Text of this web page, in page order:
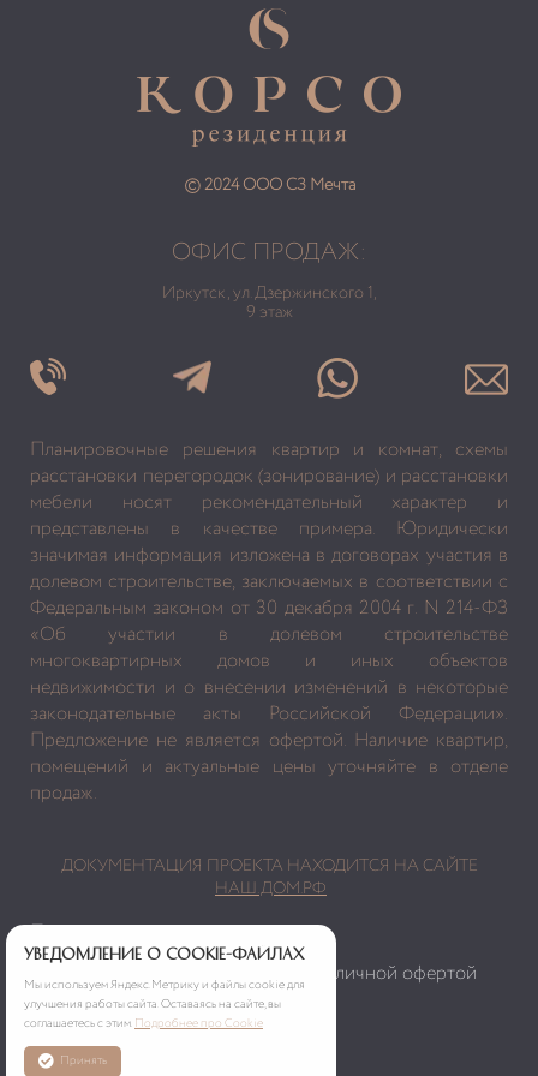
© 2024 ООО СЗ Мечта
ОФИС ПРОДАЖ:
Иркутск, ул. Дзержинского 1,
9 этаж
Планировочные решения квартир и комнат, схемы
расстановки перегородок (зонирование) и расстановки
мебели носят рекомендательный характер и
представлены в качестве примера. Юридически
значимая информация изложена в договорах участия в
долевом строительстве, заключаемых в соответствии с
Федеральным законом от 30 декабря 2004 г. N 214-ФЗ
«Об участии в долевом строительстве
многоквартирных домов и иных объектов
недвижимости и о внесении изменений в некоторые
законодательные акты Российской Федерации».
Предложение не является офертой. Наличие квартир,
помещений и актуальные цены уточняйте в отделе
продаж.
ДОКУМЕНТАЦИЯ ПРОЕКТА НАХОДИТСЯ НА САЙТЕ
НАШ.ДОМ.РФ
Политика персональных данных
Информация сайта не является публичной офертой
Уведомление о cookie-файлах
Мы используем Яндекс.Метрику и файлы cookie для
улучшения работы сайта. Оставаясь на сайте, вы
соглашаетесь с этим. Подробнее про Cookie
Принять